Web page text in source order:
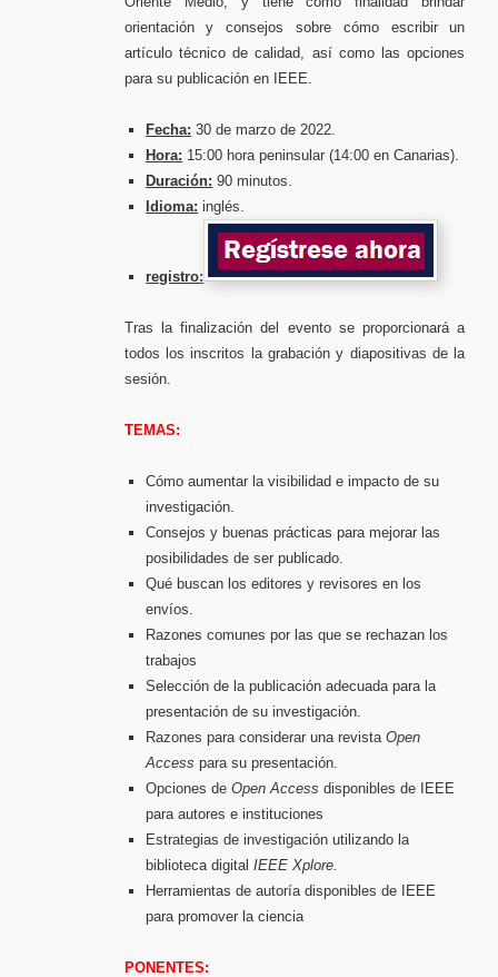
orientación y consejos sobre cómo escribir un
artículo técnico de calidad, así como las opciones
para su publicación en IEEE.
Fecha: 30 de marzo de 2022.
Hora: 15:00 hora peninsular (14:00 en Canarias).
Duración: 90 minutos.
Idioma: inglés.
registro:
Tras la finalización del evento se proporcionará a
todos los inscritos la grabación y diapositivas de la
sesión.
TEMAS:
Cómo aumentar la visibilidad e impacto de su
investigación.
Consejos y buenas prácticas para mejorar las
posibilidades de ser publicado.
Qué buscan los editores y revisores en los
envíos.
Razones comunes por las que se rechazan los
trabajos
Selección de la publicación adecuada para la
presentación de su investigación.
Razones para considerar una revistaOpen
Access para su presentación.
Opciones deOpen Access disponibles de IEEE
para autores e instituciones
Estrategias de investigación utilizando la
biblioteca digitalIEEE Xplore.
Herramientas de autoría disponibles de IEEE
para promover la ciencia
PONENTES: